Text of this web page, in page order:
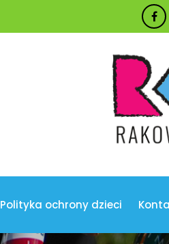
Polityka ochrony dzieci